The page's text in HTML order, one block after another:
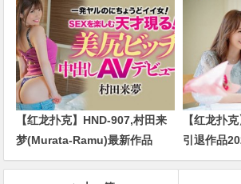
【红龙扑克】HND-907,村田来
梦(Murata-Ramu)最新作品
2020/11/25发布！
【红龙扑
引退作品